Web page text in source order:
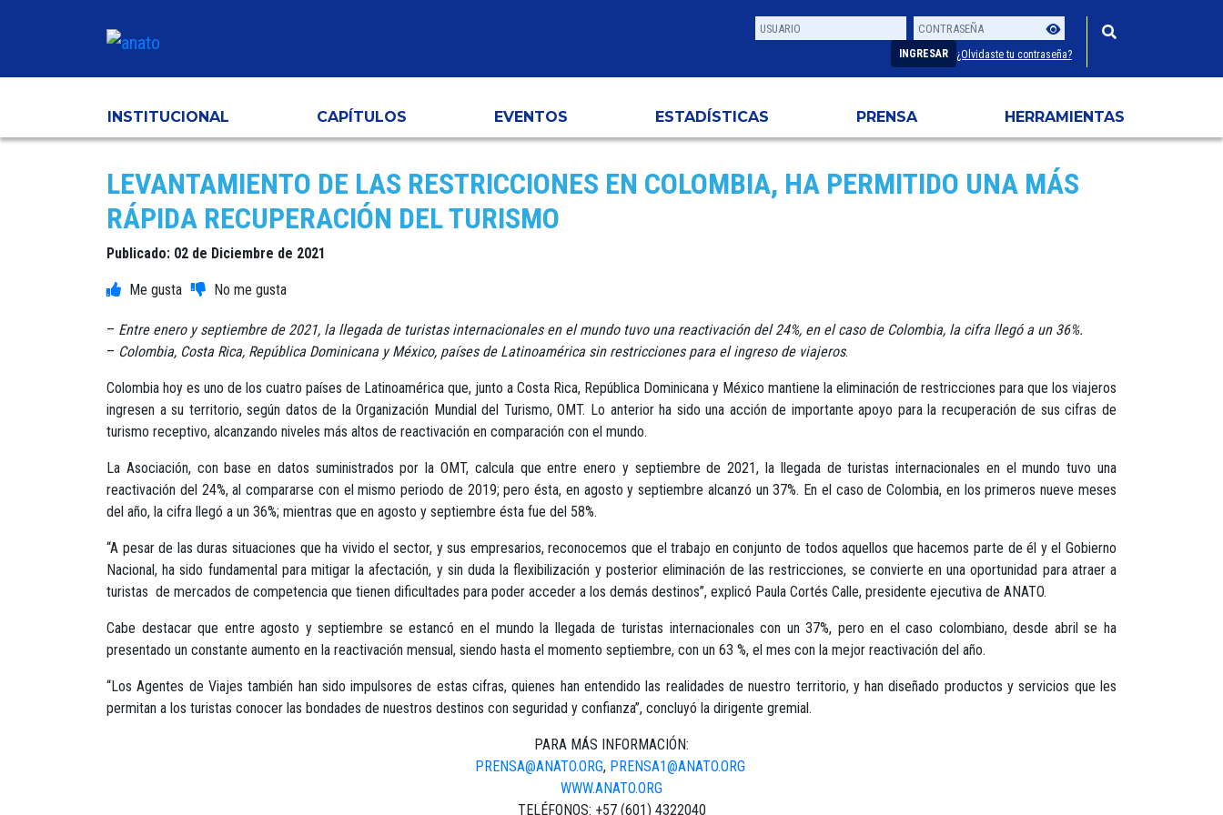
Usuario
Contraseña
INGRESAR ¿Olvidaste tu contraseña?
INSTITUCIONAL CAPÍTULOS EVENTOS ESTADÍSTICAS PRENSA HERRAMIENTAS
LEVANTAMIENTO DE LAS RESTRICCIONES EN COLOMBIA, HA PERMITIDO UNA MÁS
RÁPIDA RECUPERACIÓN DEL TURISMO
Publicado: 02 de Diciembre de 2021
– Entre enero y septiembre de 2021, la llegada de turistas internacionales en el mundo tuvo una reactivación del 24%, en el caso de Colombia, la cifra llegó a un 36%.
– Colombia, Costa Rica, República Dominicana y México, países de Latinoamérica sin restricciones para el ingreso de viajeros.
Colombia hoy es uno de los cuatro países de Latinoamérica que, junto a Costa Rica, República Dominicana y México mantiene la eliminación de restricciones para que los viajeros
ingresen a su territorio, según datos de la Organización Mundial del Turismo, OMT. Lo anterior ha sido una acción de importante apoyo para la recuperación de sus cifras de
turismo receptivo, alcanzando niveles más altos de reactivación en comparación con el mundo.
La Asociación, con base en datos suministrados por la OMT, calcula que entre enero y septiembre de 2021, la llegada de turistas internacionales en el mundo tuvo una
reactivación del 24%, al compararse con el mismo periodo de 2019; pero ésta, en agosto y septiembre alcanzó un 37%. En el caso de Colombia, en los primeros nueve meses
del año, la cifra llegó a un 36%; mientras que en agosto y septiembre ésta fue del 58%.
“A pesar de las duras situaciones que ha vivido el sector, y sus empresarios, reconocemos que el trabajo en conjunto de todos aquellos que hacemos parte de él y el Gobierno
Nacional, ha sido fundamental para mitigar la afectación, y sin duda la flexibilización y posterior eliminación de las restricciones, se convierte en una oportunidad para atraer a
turistas de mercados de competencia que tienen dificultades para poder acceder a los demás destinos”, explicó Paula Cortés Calle, presidente ejecutiva de ANATO.
Cabe destacar que entre agosto y septiembre se estancó en el mundo la llegada de turistas internacionales con un 37%, pero en el caso colombiano, desde abril se ha
presentado un constante aumento en la reactivación mensual, siendo hasta el momento septiembre, con un 63 %, el mes con la mejor reactivación del año.
“Los Agentes de Viajes también han sido impulsores de estas cifras, quienes han entendido las realidades de nuestro territorio, y han diseñado productos y servicios que les
permitan a los turistas conocer las bondades de nuestros destinos con seguridad y confianza”, concluyó la dirigente gremial.
PARA MÁS INFORMACIÓN:
PRENSA@ANATO.ORG, PRENSA1@ANATO.ORG
WWW.ANATO.ORG
TELÉFONOS: +57 (601) 4322040